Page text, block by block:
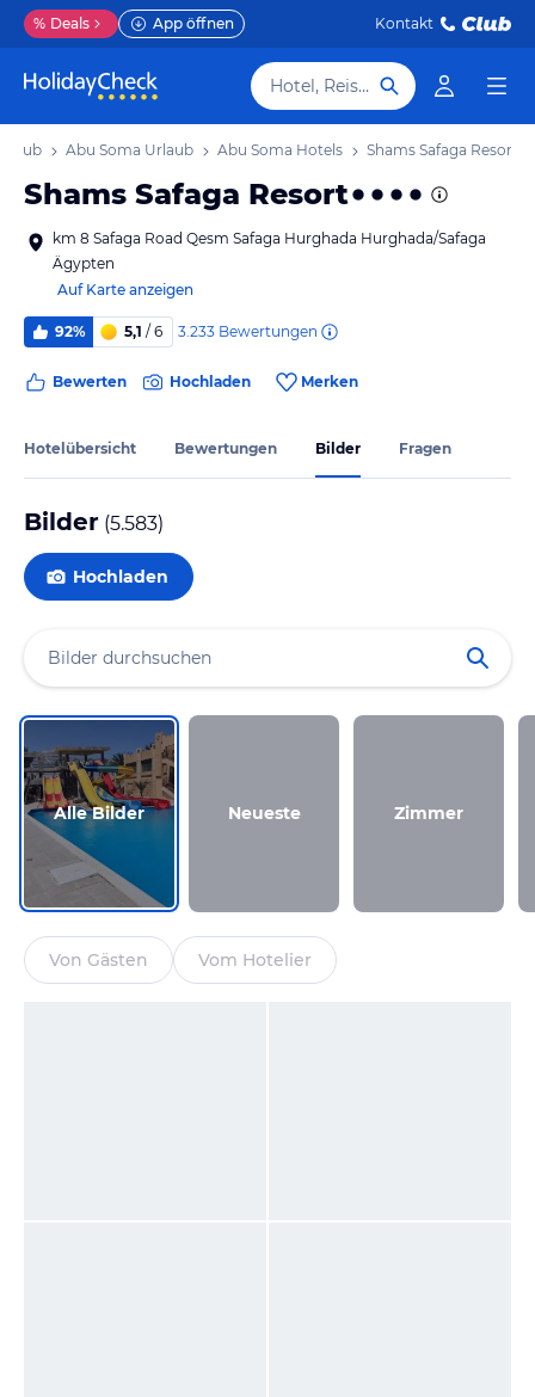
% Deals App öffnen Kontakt
Hotel, Reiseziel
Abu Soma Urlaub Abu Soma Hotels Shams Safaga Resort
Shams Safaga Resort
km 8 Safaga Road Qesm Safaga Hurghada Hurghada/Safaga
Ägypten
Auf Karte anzeigen
92% 5,1 / 6 3.233 Bewertungen
Bewerten Hochladen Merken
Hotelübersicht Bewertungen Bilder Fragen
Bilder (5.583)
Hochladen
Alle Bilder Neueste Zimmer
Von Gästen Vom Hotelier